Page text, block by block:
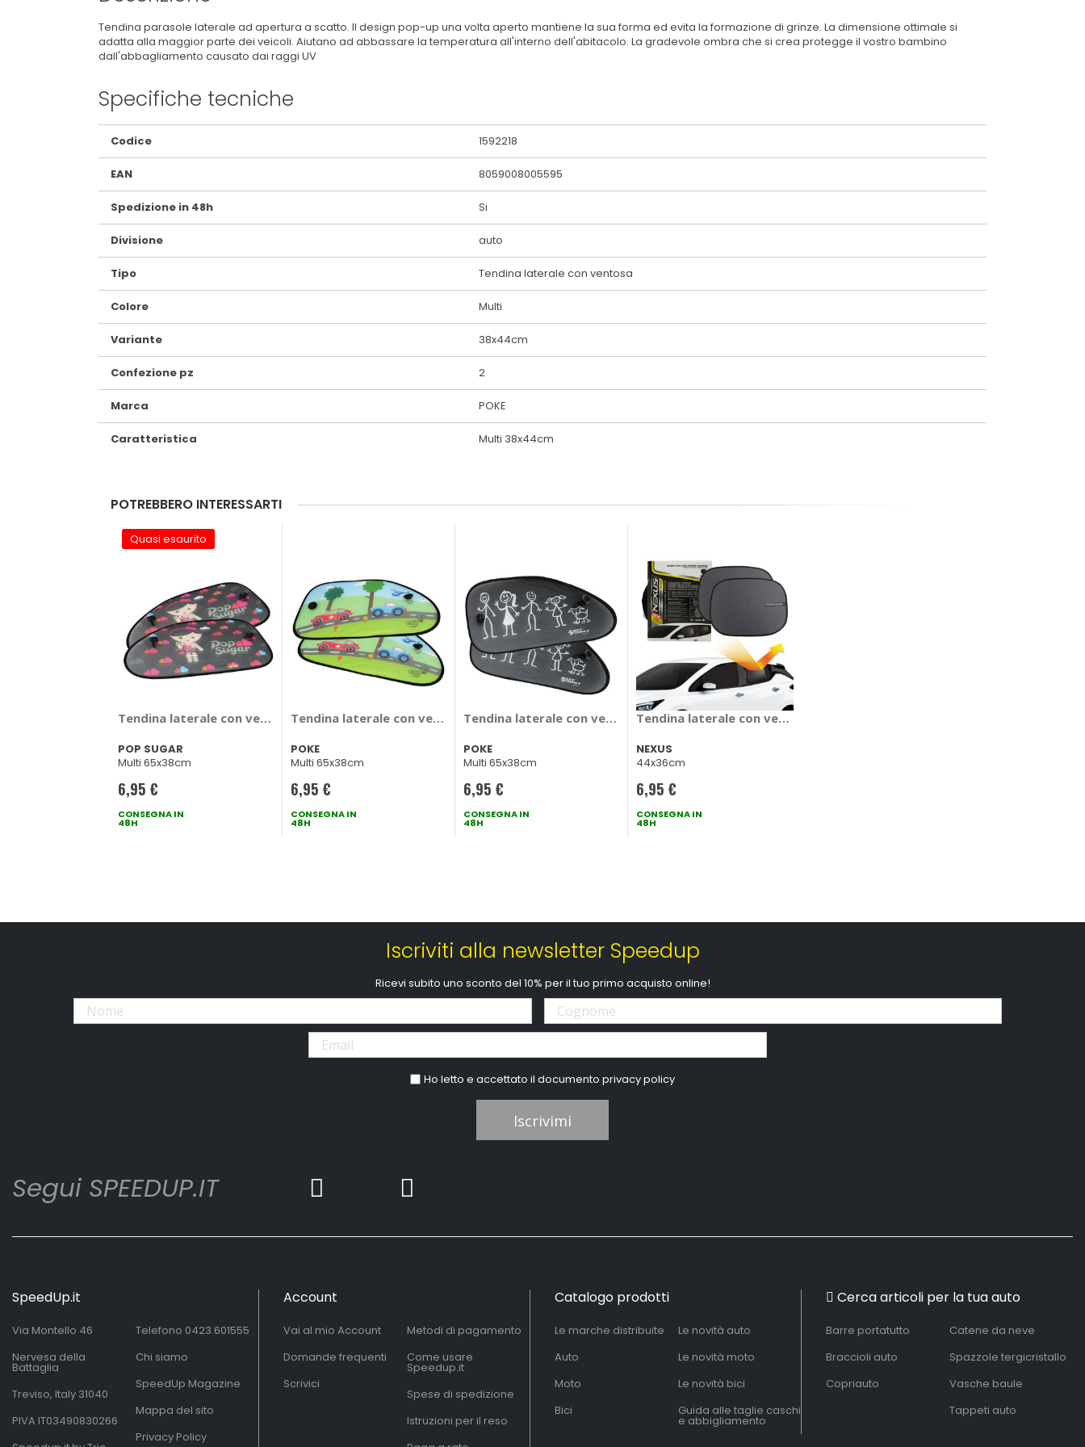
Tendina parasole laterale ad apertura a scatto. Il design pop-up una volta aperto mantiene la sua forma ed evita la formazione di grinze. La dimensione ottimale si
adatta alla maggior parte dei veicoli. Aiutano ad abbassare la temperatura all'interno dell'abitacolo. La gradevole ombra che si crea protegge il vostro bambino
dall'abbagliamento causato dai raggi UV
Specifiche tecniche
Maggiori
Informazioni
Codice 1592218
EAN 8059008005595
Spedizione in 48h Si
Divisione auto
Tipo Tendina laterale con ventosa
Colore Multi
Variante 38x44cm
Confezione pz 2
Marca POKE
Caratteristica Multi 38x44cm
POTREBBERO INTERESSARTI
Quasi esaurito
Tendina laterale con ventosa Haraju - POP SUGAR
POP SUGAR
Multi 65x38cm
6,95 €
CONSEGNA IN
48H
Tendina laterale con ventosa Cars - POKE
POKE
Multi 65x38cm
6,95 €
CONSEGNA IN
48H
Tendina laterale con ventosa FastFamily - POKE
POKE
Multi 65x38cm
6,95 €
CONSEGNA IN
48H
Tendina laterale con ventosa Carbon - NEXUS
NEXUS
44x36cm
6,95 €
CONSEGNA IN
48H
Iscriviti alla newsletter Speedup
Ricevi subito uno sconto del 10% per il tuo primo acquisto online!
Ho letto e accettato il documentoprivacy policy
Iscrivimi
Segui SPEEDUP.IT
SpeedUp.it
Via Montello 46
Nervesa della
Battaglia
Treviso, Italy 31040
PIVA IT03490830266
Telefono 0423.601555
Chi siamo
SpeedUp Magazine
Mappa del sito
Privacy Policy
Account
Vai al mio Account
Domande frequenti
Scrivici
Metodi di pagamento
Come usare
Speedup.it
Spese di spedizione
Istruzioni per il reso
Catalogo prodotti
Le marche distribuite
Auto
Moto
Bici
Le novità auto
Le novità moto
Le novità bici
Guida alle taglie caschi
e abbigliamento
Cerca articoli per la tua auto
Barre portatutto
Braccioli auto
Copriauto
Catene da neve
Spazzole tergicristallo
Vasche baule
Tappeti auto